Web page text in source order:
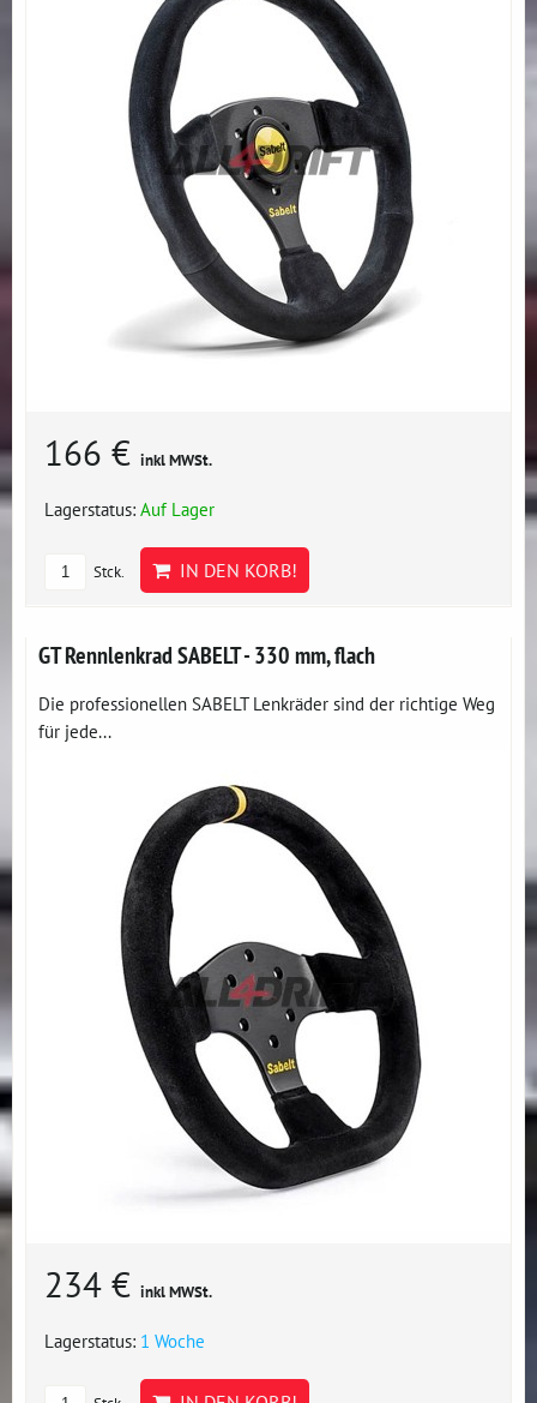
166 € inkl MWSt.
Lagerstatus: Auf Lager
Stck. IN DEN KORB!
GT Rennlenkrad SABELT - 330 mm, flach
Die professionellen SABELT Lenkräder sind der richtige Weg
für jede...
234 € inkl MWSt.
Lagerstatus: 1 Woche